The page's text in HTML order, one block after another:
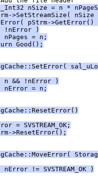
nSize = n *
>SetStreamSize( nSize
pStrm->GetError()
!nError )
nPages = n;
Good();
n && !nError )
nError = n;
= SVSTREAM_OK;
>ResetError();
nError != SVSTREAM_OK )